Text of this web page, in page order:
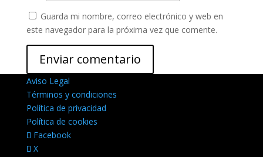
Guarda mi nombre, correo electrónico y web en
este navegador para la próxima vez que comente.
Aviso Legal
Términos y condiciones
Política de privacidad
Política de cookies
Facebook
X